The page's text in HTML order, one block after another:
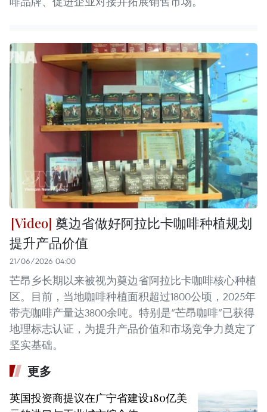
奠边省做好阿拉比卡咖啡种植规划
提升产品价值
21/06/2026 04:00
芒昂乡长期以来被视为奠边省阿拉比卡咖啡核心种植
区。目前，当地咖啡种植面积超过1800公顷，2025年
带壳咖啡产量达3800余吨。特别是“芒昂咖啡”已获得
地理标志认证，为提升产品价值和市场竞争力奠定了
坚实基础。
更多
英国投资商提议在广宁省建设180亿美